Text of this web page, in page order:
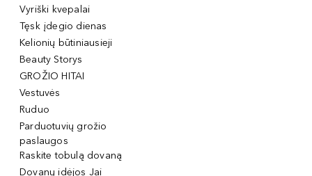
Vyriški kvepalai
Tęsk įdegio dienas
Kelionių būtiniausieji
Beauty Storys
GROŽIO HITAI
Vestuvės
Ruduo
Parduotuvių grožio
paslaugos
Raskite tobulą dovaną
Dovanų idėjos Jai